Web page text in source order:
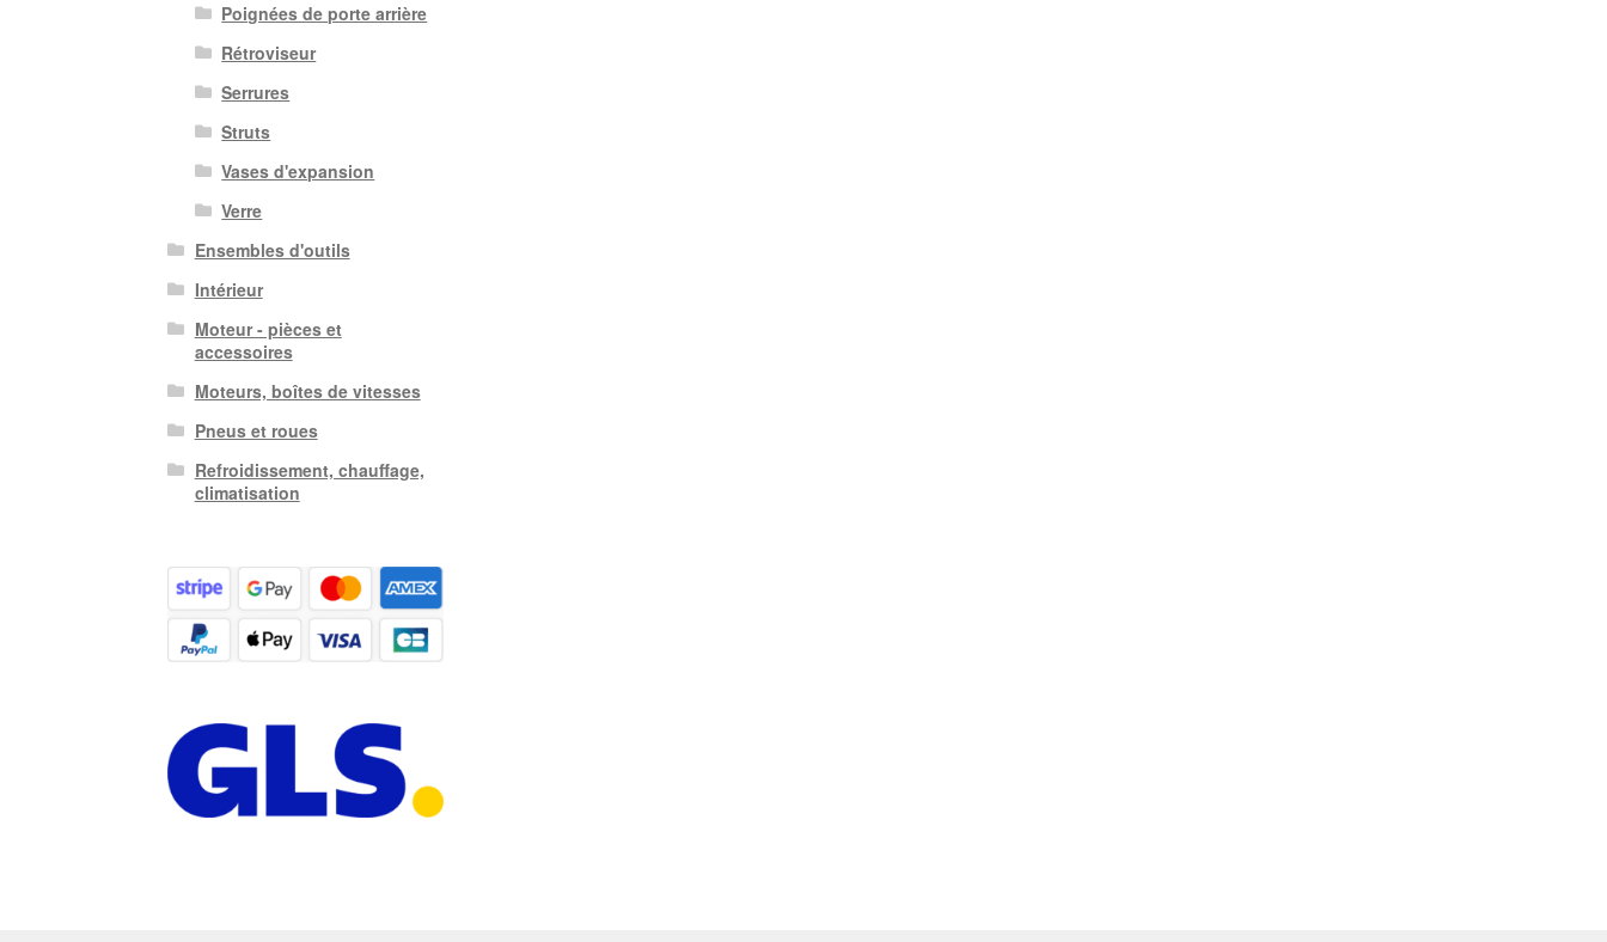
Poignées de porte arrière
Rétroviseur
Serrures
Struts
Vases d'expansion
Verre
Ensembles d'outils
Intérieur
Moteur - pièces et
accessoires
Moteurs, boîtes de vitesses
Pneus et roues
Refroidissement, chauffage,
climatisation